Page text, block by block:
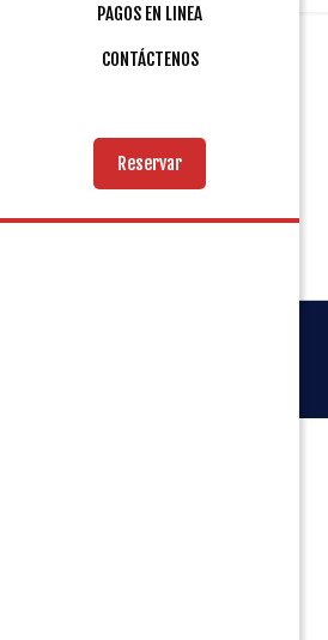
PAGOS EN LINEA
CONTÁCTENOS
Reservar